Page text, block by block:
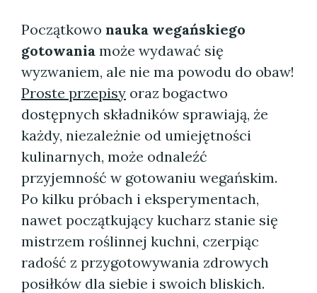
Początkowo nauka wegańskiego
gotowania może wydawać się
wyzwaniem, ale nie ma powodu do obaw!
Proste przepisy oraz bogactwo
dostępnych składników sprawiają, że
każdy, niezależnie od umiejętności
kulinarnych, może odnaleźć
przyjemność w gotowaniu wegańskim.
Po kilku próbach i eksperymentach,
nawet początkujący kucharz stanie się
mistrzem roślinnej kuchni, czerpiąc
radość z przygotowywania zdrowych
posiłków dla siebie i swoich bliskich.